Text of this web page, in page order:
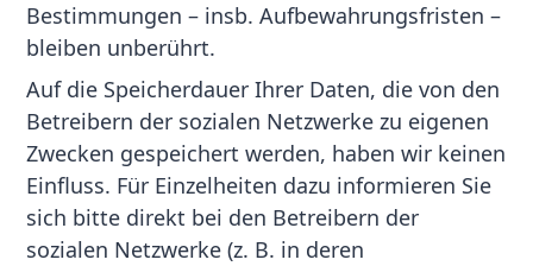
Bestimmungen – insb. Aufbewahrungsfristen –
bleiben unberührt.
Auf die Speicherdauer Ihrer Daten, die von den
Betreibern der sozialen Netzwerke zu eigenen
Zwecken gespeichert werden, haben wir keinen
Einfluss. Für Einzelheiten dazu informieren Sie
sich bitte direkt bei den Betreibern der
sozialen Netzwerke (z. B. in deren